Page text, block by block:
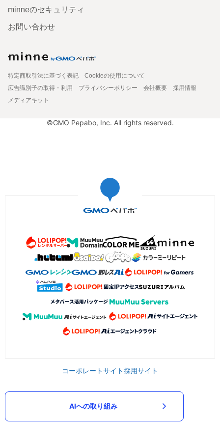
minneのセキュリティ
お問い合わせ
特定商取引法に基づく表記
Cookieの使用について
広告識別子の取得・利用
プライバシーポリシー 会社概要
採用情報
メディアキット
©GMO Pepabo, Inc. All rights reserved.
コーポレートサイト採用サイト
AIへの取り組み